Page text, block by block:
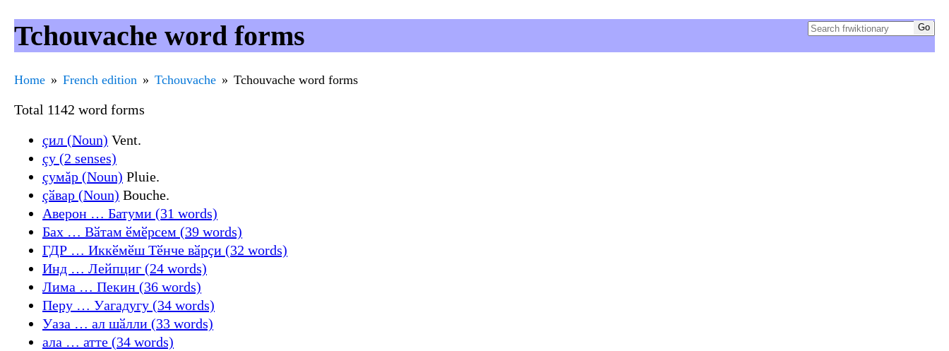
Tchouvache word forms
Home French edition Tchouvache Tchouvache word forms
Total 1142 word forms
çил (Noun) Vent.
çу (2 senses)
çумăр (Noun) Pluie.
çӑвар (Noun) Bouche.
Аверон … Батуми (31 words)
Бах … Вӑтам ӗмӗрсем (39 words)
ГДР … Иккӗмӗш Тӗнче вӑрҫи (32 words)
Инд … Лейпциг (24 words)
Лима … Пекин (36 words)
Перу … Уагадугу (34 words)
Уаза … ал шӑлли (33 words)
ала … атте (34 words)